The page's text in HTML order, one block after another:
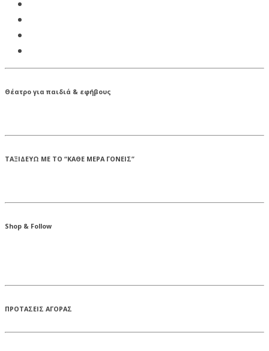
Θέατρο για παιδιά & εφήβους
ΤΑΞΙΔΕΥΩ ΜΕ ΤΟ “ΚΑΘΕ ΜΕΡΑ ΓΟΝΕΙΣ”
Shop & Follow
ΠΡΟΤΑΣΕΙΣ ΑΓΟΡΑΣ